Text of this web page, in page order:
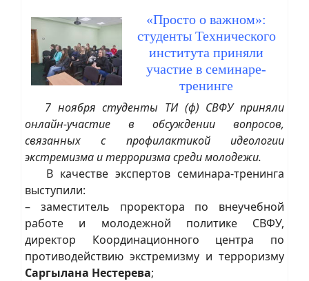
«Просто о важном»:
студенты Технического
института приняли
участие в семинаре-
тренинге
7 ноября студенты ТИ (ф) СВФУ приняли
онлайн-участие в обсуждении вопросов,
связанных с профилактикой идеологии
экстремизма и терроризма среди молодежи.
В качестве экспертов семинара-тренинга
выступили:
– заместитель проректора по внеучебной
работе и молодежной политике СВФУ,
директор Координационного центра по
противодействию экстремизму и терроризму
Саргылана Нестерева;